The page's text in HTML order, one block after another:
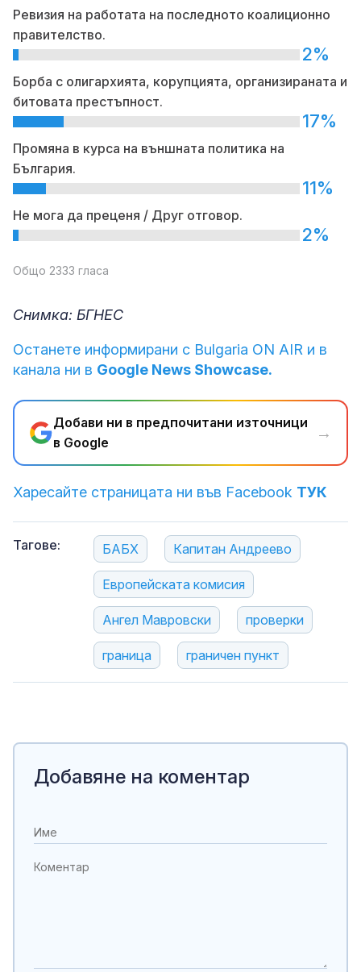
Ревизия на работата на последното коалиционно
правителство.
2%
Борба с олигархията, корупцията, организираната и
битовата престъпност.
17%
Промяна в курса на външната политика на
България.
11%
Не мога да преценя / Друг отговор.
2%
Общо 2333 гласа
Снимка: БГНЕС
Останете информирани с Bulgaria ON AIR и в
канала ни в Google News Showcase.
Добави ни в предпочитани източници
в Google
→
Харесайте страницата ни във Facebook ТУК
Тагове: БАБХ Капитан Андреево
Европейската комисия
Ангел Мавровски проверки
граница граничен пункт
Добавяне на коментар